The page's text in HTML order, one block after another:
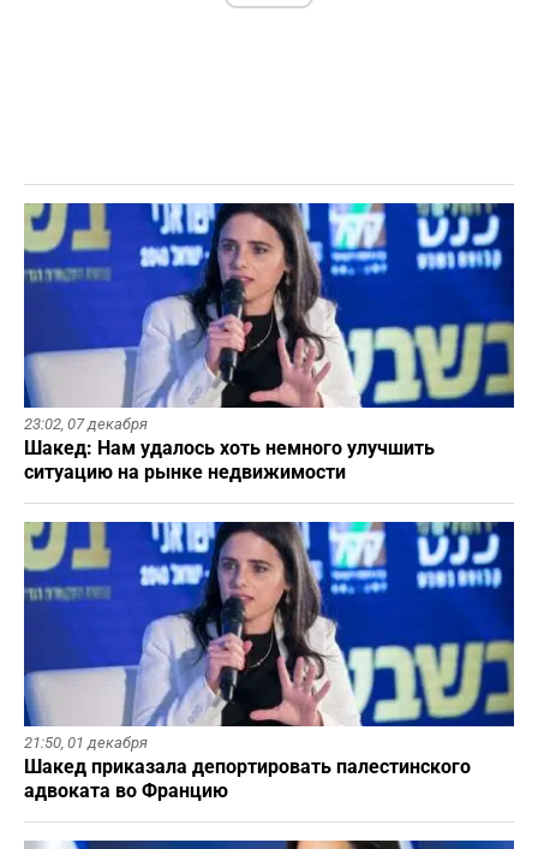
23:02, 07 декабря
Шакед: Нам удалось хоть немного улучшить
ситуацию на рынке недвижимости
21:50, 01 декабря
Шакед приказала депортировать палестинского
адвоката во Францию